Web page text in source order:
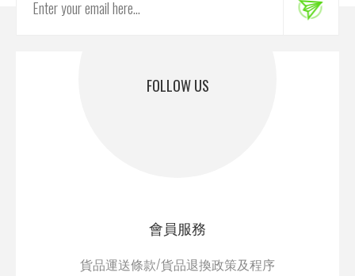
FOLLOW US
會員服務
貨品運送條款/貨品退換政策及程序